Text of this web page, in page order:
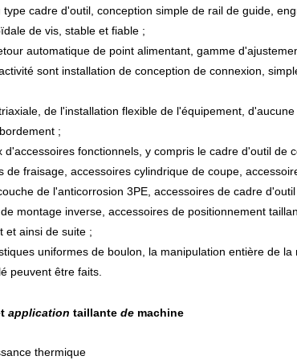
cadre d'outil, conception simple de rail de guide,
de vis, stable et fiable ;
automatique de point alimentant, gamme
sont installation de conception de connexion,
de l'installation flexible de l'équipement, d'aucune
;
d'accessoires fonctionnels, y compris le cadre d'outil de
de fraisage, accessoires cylindrique de coupe,
de l'anticorrosion 3PE, accessoires de cadre
montage inverse, accessoires de positionnement
et ainsi de suite ;
uniformes de boulon, la manipulation entière de
peuvent être faits.
application taillante de machine
thermique